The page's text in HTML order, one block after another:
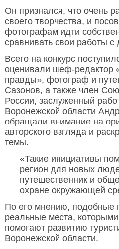
Он признался, что очень
своего творчества, и
фотографам идти
сравнивать свои работы с
Всего на конкурс
оценивали шеф-редактор
правды», фотограф и
Сазонов, а также член
России, заслуженный
Воронежской области
обращали внимание на
авторского взгляда и
темы.
«Такие инициативы
регион для новых
путешественник и
охране окружающей
По его мнению, подобные
реальные места,
помогают развитию
Воронежской области.